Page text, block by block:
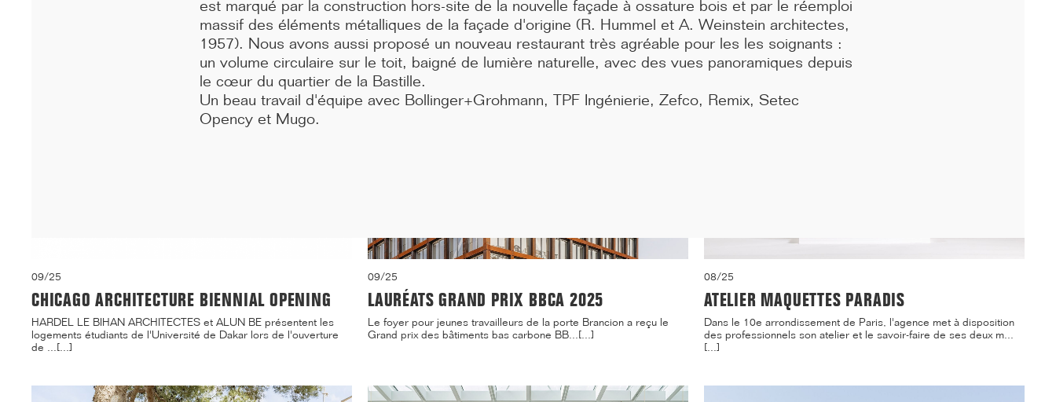
inaugurés sous le signe de la fidél...[...]
médecine de Paris située 91, Boulevard de l'...[...]
logements étudiants et d'une crèche sur le ca...[...]
09/25
CHICAGO ARCHITECTURE BIENNIAL OPENING
HARDEL LE BIHAN ARCHITECTES et ALUN BE présentent les
logements étudiants de l'Université de Dakar lors de l'ouverture
de ...[...]
09/25
LAURÉATS GRAND PRIX BBCA 2025
Le foyer pour jeunes travailleurs de la porte Brancion a reçu le
Grand prix des bâtiments bas carbone BB...[...]
08/25
ATELIER MAQUETTES PARADIS
Dans le 10e arrondissement de Paris, l'agence met à disposition
des professionnels son atelier et le savoir-faire de ses deux m...
[...]
est marqué par la construction hors-site de la nouvelle façade à ossature bois et par le réemploi
massif des éléments métalliques de la façade d'origine (R. Hummel et A. Weinstein architectes,
1957). Nous avons aussi proposé un nouveau restaurant très agréable pour les les soignants :
un volume circulaire sur le toit, baigné de lumière naturelle, avec des vues panoramiques depuis
le cœur du quartier de la Bastille.
Un beau travail d'équipe avec Bollinger+Grohmann, TPF Ingénierie, Zefco, Remix, Setec
Opency et Mugo.